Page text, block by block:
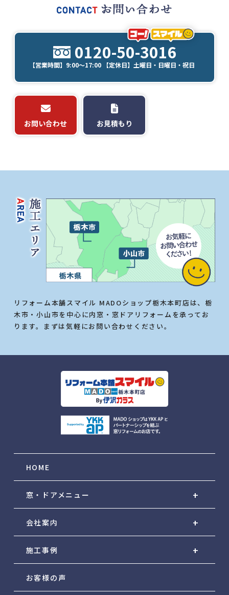
0120-50-3016
【営業時間】9:00～17:00 【定休日】土曜日・日曜日・祝日
お問い合わせ お見積もり
リフォーム本舗スマイル MADOショップ栃木本町店は、栃
木市・小山市を中心に内窓・窓ドアリフォームを承ってお
ります。まずは気軽にお問い合わせください。
HOME
窓・ドアメニュー
会社案内
施工事例
お客様の声